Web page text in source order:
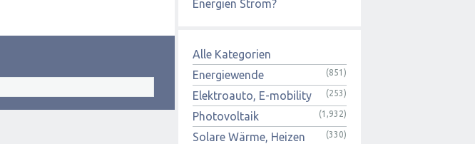
Energien Strom?
Alle Kategorien
Energiewende
(851)
Elektroauto, E-mobility (253)
Photovoltaik (1,932)
Solare Wärme, Heizen (330)